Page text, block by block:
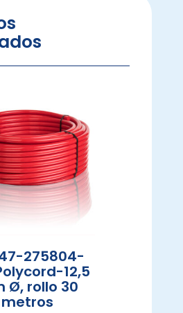
275804-
12,5
Ø, rollo 30
metros